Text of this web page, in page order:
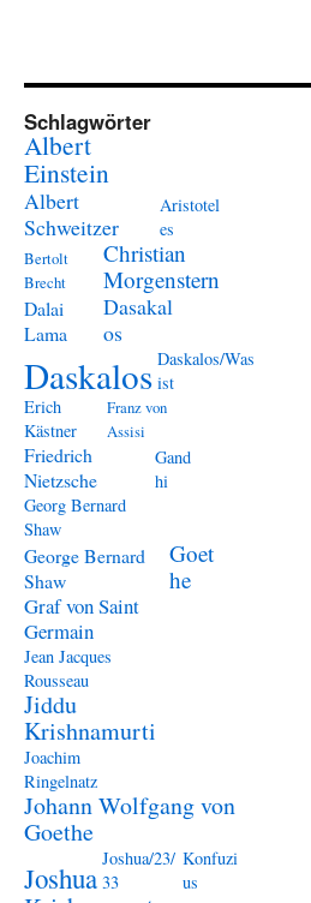
Schlagwörter
Albert
Einstein
Albert
Schweitzer
Aristotel
es
Bertolt
Brecht
Christian
Morgenstern
Dalai
Lama
Dasakal
os
Daskalos Daskalos/Was
ist
Erich
Kästner
Franz von
Assisi
Friedrich
Nietzsche
Gand
hi
Georg Bernard
Shaw
George Bernard
Shaw
Goet
he
Graf von Saint
Germain
Jean Jacques
Rousseau
Jiddu
Krishnamurti
Joachim
Ringelnatz
Johann Wolfgang von
Goethe
Joshua
Joshua/23/
33
Konfuzi
us